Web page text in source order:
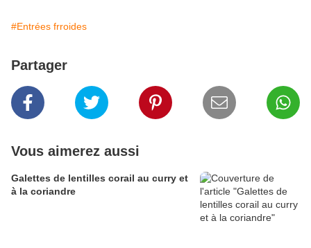
#Entrées frroides
Partager
Vous aimerez aussi
Galettes de lentilles corail au curry et
à la coriandre